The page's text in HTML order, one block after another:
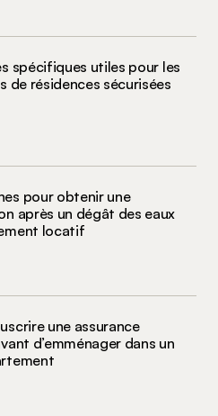
spécifiques utiles pour les
de résidences sécurisées
pour obtenir une
après un dégât des eaux
locatif
une assurance
d’emménager dans un